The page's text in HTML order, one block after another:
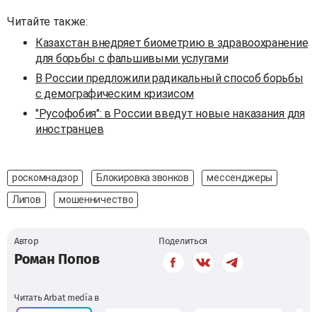
Читайте также:
Казахстан внедряет биометрию в здравоохранение
для борьбы с фальшивыми услугами
В России предложили радикальный способ борьбы
с демографическим кризисом
"Русофобия": в России введут новые наказания для
иностранцев
роскомнадзор Блокировка звонков
мессенджеры
Липов
мошенничество
Автор
Роман Попов
Поделиться
Читать Arbat media в